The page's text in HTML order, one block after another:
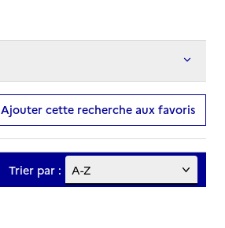
Ajouter cette recherche aux favoris
Trier par :